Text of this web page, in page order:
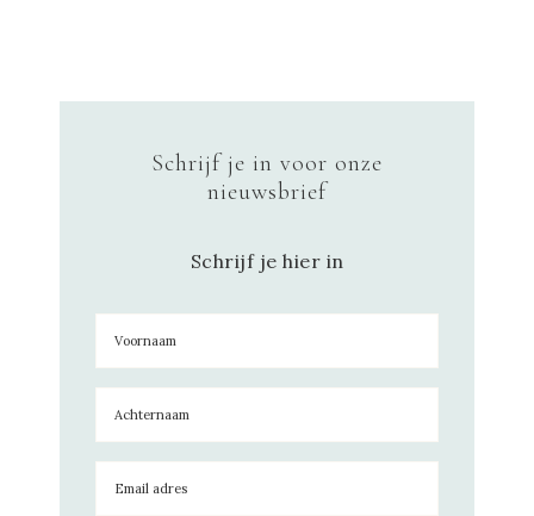
Schrijf je in voor onze
nieuwsbrief
Schrijf je hier in